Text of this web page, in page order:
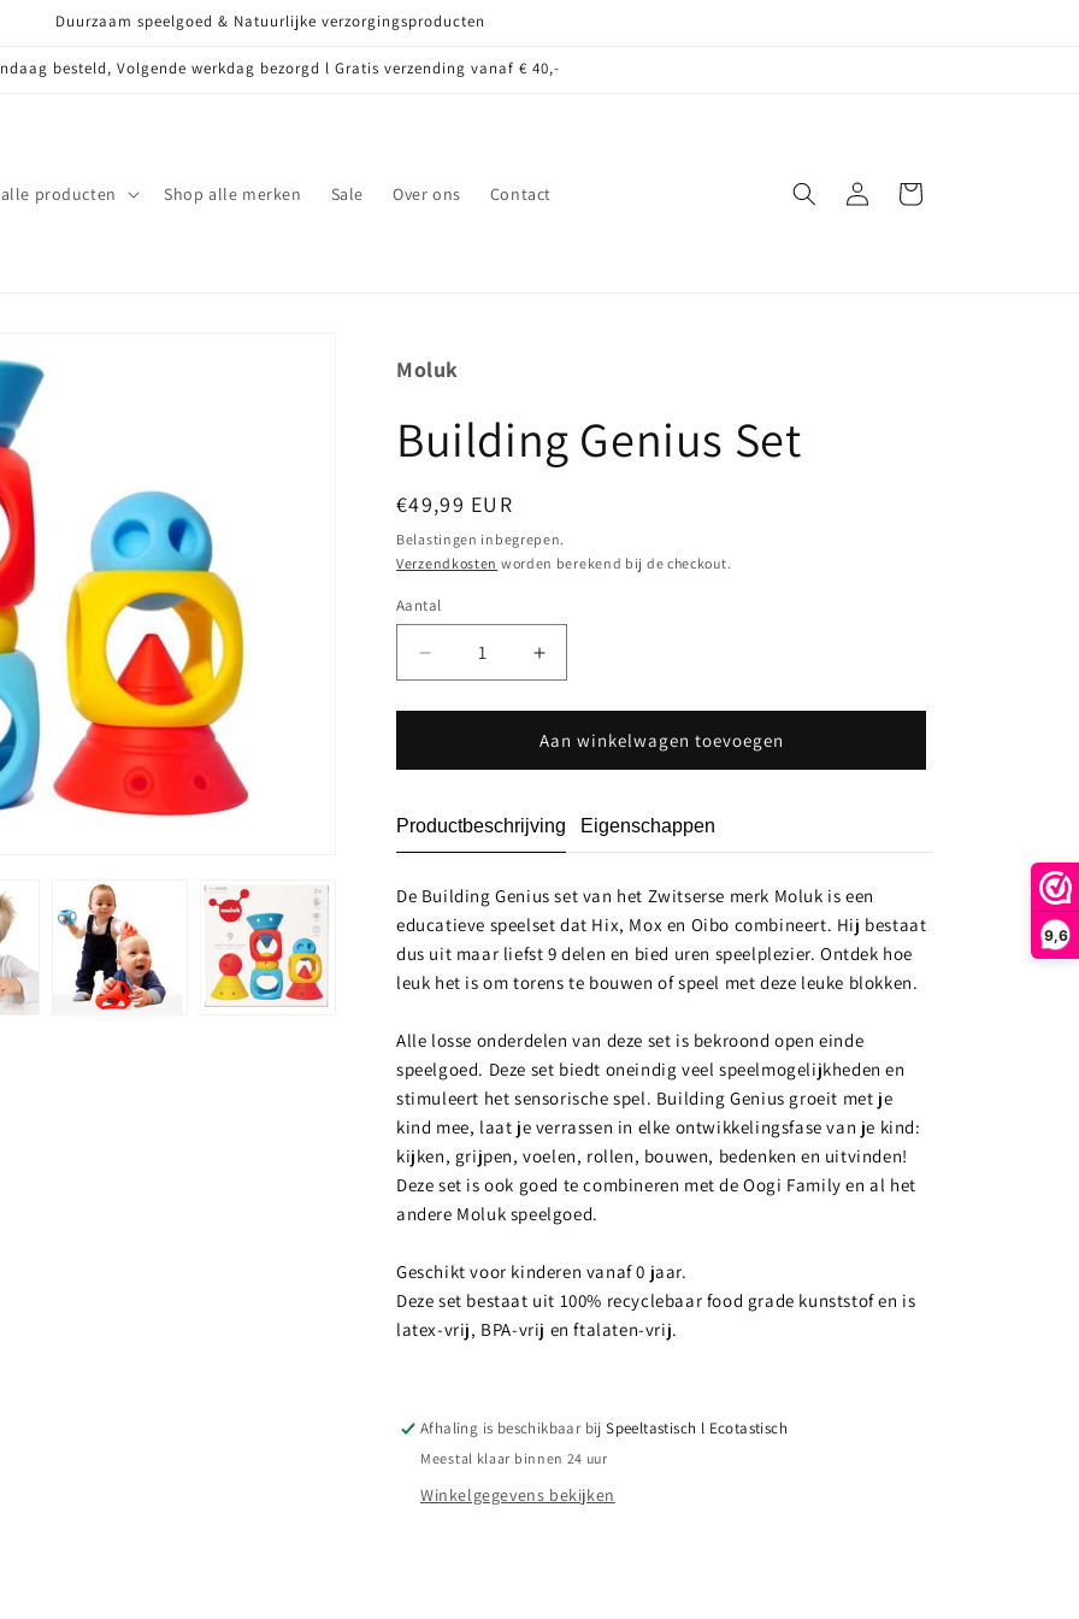
9,6
Duurzaam speelgoed & Natuurlijke verzorgingsproducten
besteld, Volgende werkdag bezorgd l Gratis verzending vanaf € 40,-
producten Shop alle merken Sale Over ons Contact InloggenWinkelwagen
Moluk
Building Genius Set
Normale
prijs
€49,99 EUR
Belastingen inbegrepen.
Verzendkosten worden berekend bij de checkout.
Aantal
Aantal
Aantal
verlagen
voor
Genius
Aantal
verhogen
voor
Building
Genius
Aan winkelwagen toevoegen
Productbeschrijving Eigenschappen
De Building Genius set van het Zwitserse merk Moluk is een
educatieve speelset dat Hix, Mox en Oibo combineert. Hij bestaat
dus uit maar liefst 9 delen en bied uren speelplezier. Ontdek hoe
leuk het is om torens te bouwen of speel met deze leuke blokken.
Alle losse onderdelen van deze set is bekroond open einde
speelgoed. Deze set biedt oneindig veel speelmogelijkheden en
stimuleert het sensorische spel. Building Genius groeit met je
kind mee, laat je verrassen in elke ontwikkelingsfase van je kind:
kijken, grijpen, voelen, rollen, bouwen, bedenken en uitvinden!
Deze set is ook goed te combineren met de Oogi Family en al het
andere Moluk speelgoed.
Geschikt voor kinderen vanaf 0 jaar.
Deze set bestaat uit 100% recyclebaar food grade kunststof en is
latex-vrij, BPA-vrij en ftalaten-vrij.
Afhaling is beschikbaar bijSpeeltastisch l Ecotastisch
Meestal klaar binnen 24 uur
Winkelgegevens bekijken